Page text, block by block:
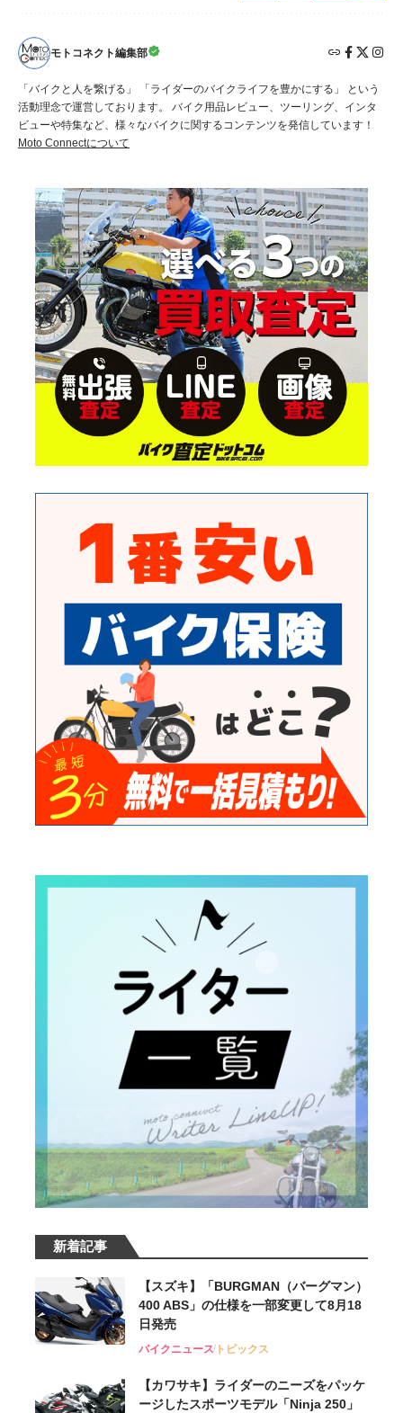
モトコネクト編集部
「バイクと人を繋げる」 「ライダーのバイクライフを豊かにする」 という
活動理念で運営しております。 バイク用品レビュー、ツーリング、インタ
ビューや特集など、様々なバイクに関するコンテンツを発信しています！
Moto Connectについて
新着記事
【スズキ】「BURGMAN（バーグマン）
400 ABS」の仕様を一部変更して8月18
日発売
バイクニューストピックス
【カワサキ】ライダーのニーズをパッケ
ージしたスポーツモデル「Ninja 250」